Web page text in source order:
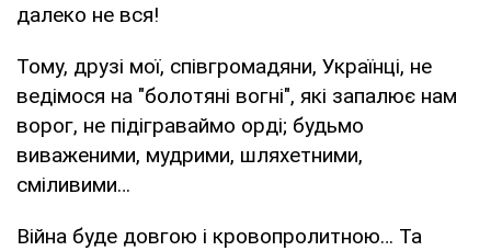
далеко не вся!
Тому, друзі мої, співгромадяни, Українці, не
ведімося на "болотяні вогні", які запалює нам
ворог, не підіграваймо орді; будьмо
виваженими, мудрими, шляхетними,
сміливими…
Війна буде довгою і кровопролитною… Та